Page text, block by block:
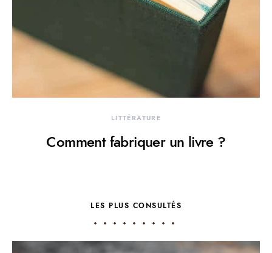
LITTÉRATURE
Comment fabriquer un livre ?
LES PLUS CONSULTÉS